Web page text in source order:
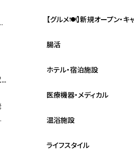
【グルメ🍽】新規オープン・キ
腸活
ホテル・宿泊施設
医療機器・メディカル
温浴施設
ライフスタイル